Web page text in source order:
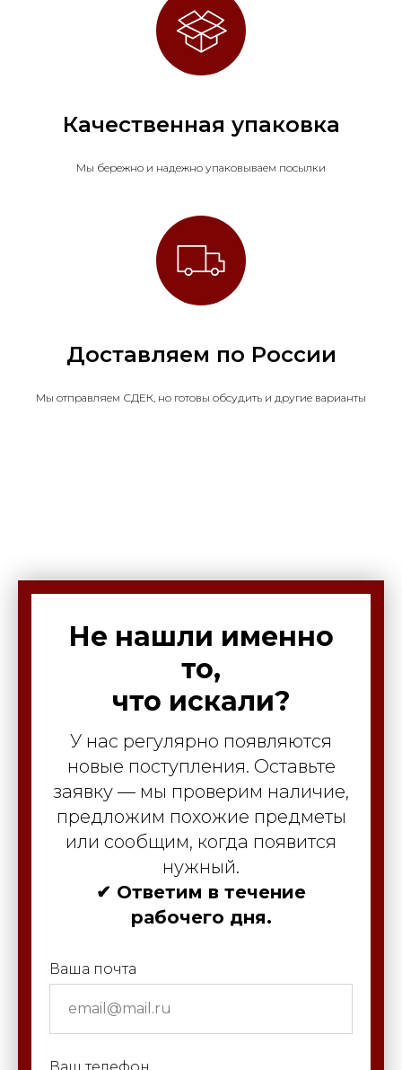
Качественная упаковка
Мы бережно и надежно упаковываем посылки
Доставляем по России
Мы отправляем СДЕК, но готовы обсудить и другие варианты
Не нашли именно
то,
что искали?
У нас регулярно появляются
новые поступления. Оставьте
заявку — мы проверим наличие,
предложим похожие предметы
или сообщим, когда появится
нужный.
✔ Ответим в течение
рабочего дня.
Ваша почта
Ваш телефон